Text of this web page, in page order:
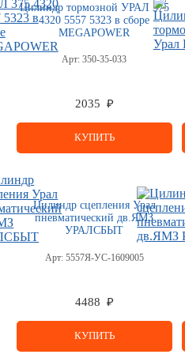
Цилиндр тормозной УРАЛ 375
4320 5557 5323 в сборе
MEGAPOWER
Арт: 350-35-033
2035 ₽
КУПИТЬ
Цилиндр сцепления Урал
пневматический дв.ЯМЗ
УРАЛСБЫТ
Арт:5557Я-УС-1609005
4488 ₽
КУПИТЬ